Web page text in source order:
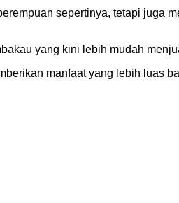
sepertinya, tetapi juga
yang kini lebih mudah
manfaat yang lebih luas